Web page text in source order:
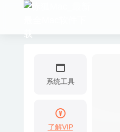
系统工具
了解VIP